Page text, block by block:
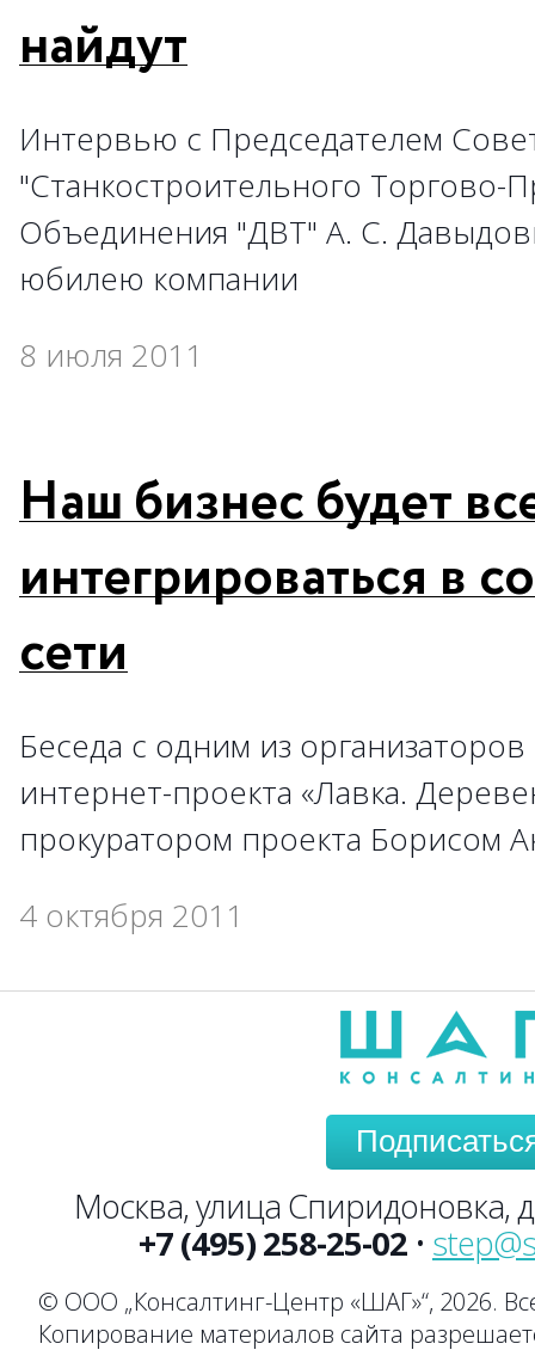
найдут
Интервью с Председателем
"Станкостроительного
Объединения "ДВТ" А. С.
юбилею компании
8 июля 2011
Наш бизнес будет
интегрироваться в
сети
Беседа с одним из
интернет-проекта «Лавка.
прокуратором проекта Борисом
4 октября 2011
Москва, улица Спиридоновка,
+7 (495) 258-25-02 •
© ООО „Консалтинг-Центр «ШАГ»“, 2026.
Копирование материалов сайта